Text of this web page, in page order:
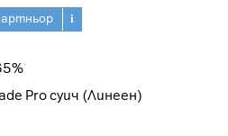
i
Pro суич (Линеен)